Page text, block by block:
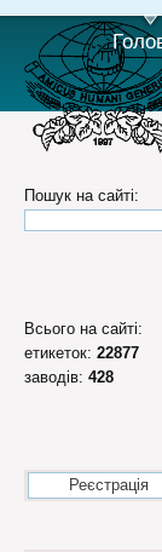
Пошук на сайті:
Всього на сайті:
етикеток: 22877
заводів: 428
Реєстрація